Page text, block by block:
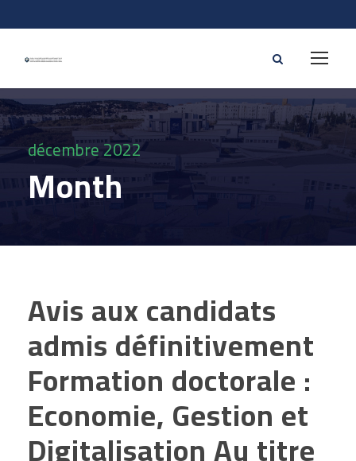
décembre 2022
Month
Avis aux candidats
admis définitivement
Formation doctorale :
Economie, Gestion et